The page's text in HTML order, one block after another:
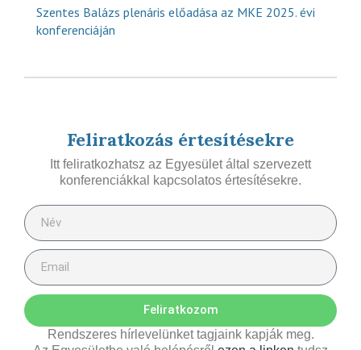
Szentes Balázs plenáris előadása az MKE 2025. évi
konferenciáján
Feliratkozás értesítésekre
Itt feliratkozhatsz az Egyesület által szervezett
konferenciákkal kapcsolatos értesítésekre.
Feliratkozom
Rendszeres hírlevelünket tagjaink kapják meg.